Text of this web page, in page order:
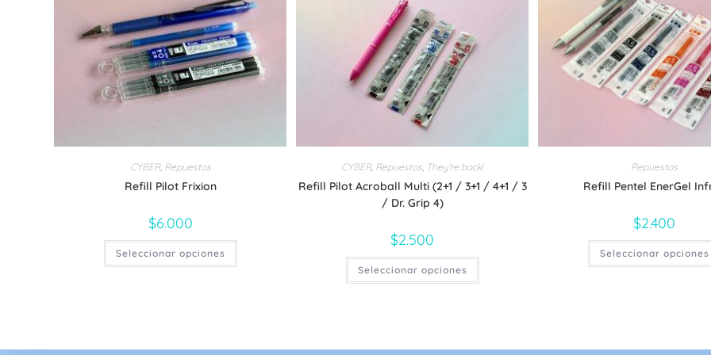
CYBER, Repuestos
Refill Pilot Frixion
$6.000
Seleccionar opciones
Este
tiene
CYBER, Repuestos, They're back!
Refill Pilot Acroball Multi (2+1 / 3+1 / 4+1 / 3
/ Dr. Grip 4)
$2.500
Seleccionar opciones
Este
tiene
pueden
Repuestos
Refill Pentel EnerGel
$2.400
Seleccionar opciones